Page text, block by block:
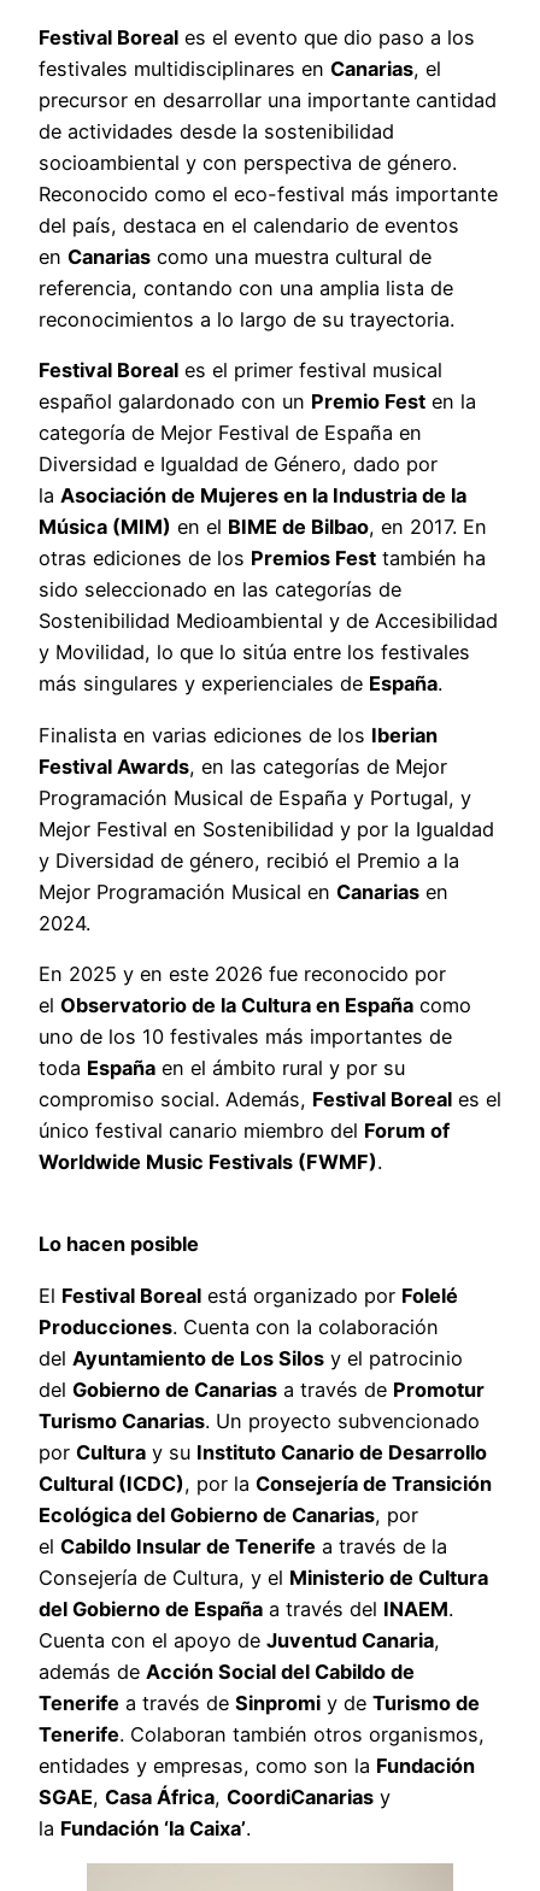
Festival Boreal es el evento que dio paso a los
festivales multidisciplinares en Canarias, el
precursor en desarrollar una importante cantidad
de actividades desde la sostenibilidad
socioambiental y con perspectiva de género.
Reconocido como el eco-festival más importante
del país, destaca en el calendario de eventos
en Canarias como una muestra cultural de
referencia, contando con una amplia lista de
reconocimientos a lo largo de su trayectoria.
Festival Boreal es el primer festival musical
español galardonado con un Premio Fest en la
categoría de Mejor Festival de España en
Diversidad e Igualdad de Género, dado por
la Asociación de Mujeres en la Industria de la
Música (MIM) en el BIME de Bilbao, en 2017. En
otras ediciones de los Premios Fest también ha
sido seleccionado en las categorías de
Sostenibilidad Medioambiental y de Accesibilidad
y Movilidad, lo que lo sitúa entre los festivales
más singulares y experienciales de España.
Finalista en varias ediciones de los Iberian
Festival Awards, en las categorías de Mejor
Programación Musical de España y Portugal, y
Mejor Festival en Sostenibilidad y por la Igualdad
y Diversidad de género, recibió el Premio a la
Mejor Programación Musical en Canarias en
2024.
En 2025 y en este 2026 fue reconocido por
el Observatorio de la Cultura en España como
uno de los 10 festivales más importantes de
toda España en el ámbito rural y por su
compromiso social. Además, Festival Boreal es el
único festival canario miembro del Forum of
Worldwide Music Festivals (FWMF).
Lo hacen posible
El Festival Boreal está organizado por Folelé
Producciones. Cuenta con la colaboración
del Ayuntamiento de Los Silos y el patrocinio
del Gobierno de Canarias a través de Promotur
Turismo Canarias. Un proyecto subvencionado
por Cultura y su Instituto Canario de Desarrollo
Cultural (ICDC), por la Consejería de Transición
Ecológica del Gobierno de Canarias, por
el Cabildo Insular de Tenerife a través de la
Consejería de Cultura, y el Ministerio de Cultura
del Gobierno de España a través del INAEM.
Cuenta con el apoyo de Juventud Canaria,
además de Acción Social del Cabildo de
Tenerife a través de Sinpromi y de Turismo de
Tenerife. Colaboran también otros organismos,
entidades y empresas, como son la Fundación
SGAE, Casa África, CoordiCanarias y
la Fundación ‘la Caixa’.